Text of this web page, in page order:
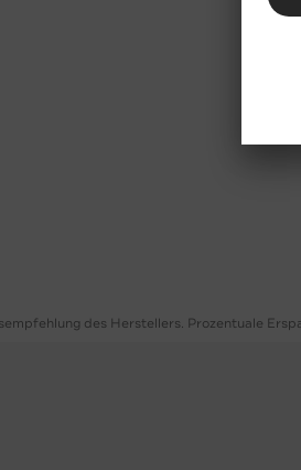
des Herstellers. Prozentuale